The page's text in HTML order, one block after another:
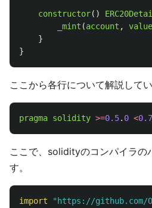
constructor()
_mint (account , value
}
}
ここから各行について解説してい
pragma solidity >=0.5. 0 <0.7
ここで、solidityのコンパイラの
す。
import " https://github.com/